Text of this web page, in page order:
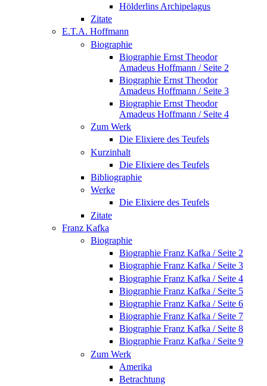
Hölderlins Archipelagus
Zitate
E.T.A. Hoffmann
Biographie
Biographie Ernst Theodor
Amadeus Hoffmann / Seite 2
Biographie Ernst Theodor
Amadeus Hoffmann / Seite 3
Biographie Ernst Theodor
Amadeus Hoffmann / Seite 4
Zum Werk
Die Elixiere des Teufels
Kurzinhalt
Die Elixiere des Teufels
Bibliographie
Werke
Die Elixiere des Teufels
Zitate
Franz Kafka
Biographie
Biographie Franz Kafka / Seite 2
Biographie Franz Kafka / Seite 3
Biographie Franz Kafka / Seite 4
Biographie Franz Kafka / Seite 5
Biographie Franz Kafka / Seite 6
Biographie Franz Kafka / Seite 7
Biographie Franz Kafka / Seite 8
Biographie Franz Kafka / Seite 9
Zum Werk
Amerika
Betrachtung